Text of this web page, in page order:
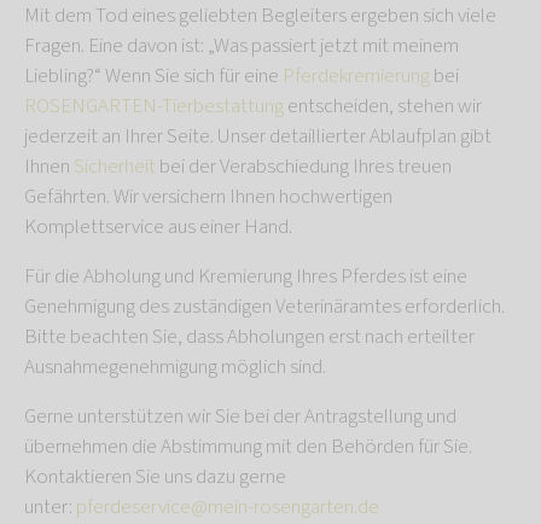
Mit dem Tod eines geliebten Begleiters ergeben sich viele
Fragen. Eine davon ist: „Was passiert jetzt mit meinem
Liebling?“ Wenn Sie sich für eine Pferdekremierungbei
ROSENGARTEN-Tierbestattungentscheiden, stehen wir
jederzeit an Ihrer Seite. Unser detaillierter Ablaufplan gibt
Ihnen Sicherheit bei der Verabschiedung Ihres treuen
Gefährten. Wir versichern Ihnen hochwertigen
Komplettservice aus einer Hand.
Für die Abholung und Kremierung Ihres Pferdes ist eine
Genehmigung des zuständigen Veterinäramtes erforderlich.
Bitte beachten Sie, dass Abholungen erst nach erteilter
Ausnahmegenehmigung möglich sind.
Gerne unterstützen wir Sie bei der Antragstellung und
übernehmen die Abstimmung mit den Behörden für Sie.
Kontaktieren Sie uns dazu gerne
unter: pferdeservice@mein-rosengarten.de